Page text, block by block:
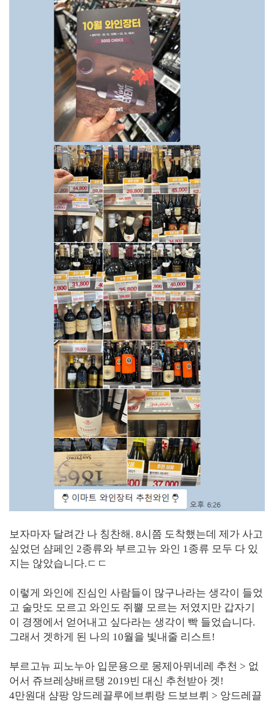
보자마자 달려간 나 칭찬해. 8시쯤 도착했는데 제가 사고
싶었던 샴페인 2종류와 부르고뉴 와인 1종류 모두 다 있
지는 않았습니다.ㄷㄷ
이렇게 와인에 진심인 사람들이 많구나라는 생각이 들었
고 술맛도 모르고 와인도 쥐뿔 모르는 저였지만 갑자기
이 경쟁에서 얻어내고 싶다라는 생각이 빡 들었습니다.
그래서 겟하게 된 나의 10월을 빛내줄 리스트!
부르고뉴 피노누아 입문용으로 몽제아뮈네레 추천 > 없
어서 쥬브레샹배르탱 2019빈 대신 추천받아 겟!
4만원대 샴팡 앙드레끌루에브뤼랑 드보브뤼 > 앙드레끌